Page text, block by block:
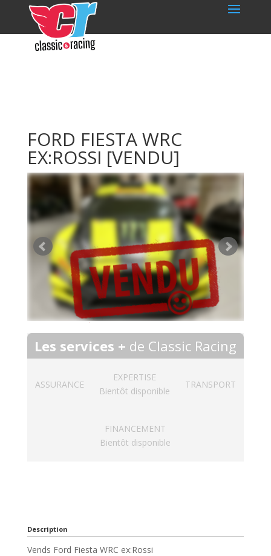
FORD FIESTA WRC
EX:ROSSI [VENDU]
Les services + de Classic Racing
ASSURANCE
EXPERTISE
Bientôt disponible
TRANSPORT
FINANCEMENT
Bientôt disponible
Description
Vends Ford Fiesta WRC ex:Rossi